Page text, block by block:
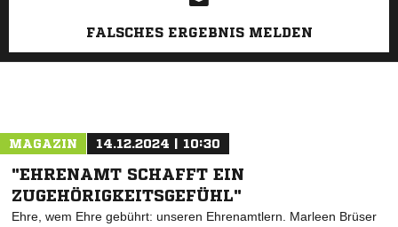
FALSCHES ERGEBNIS MELDEN
MAGAZIN 14.12.2024 | 10:30
"EHRENAMT SCHAFFT EIN
ZUGEHÖRIGKEITSGEFÜHL"
Ehre, wem Ehre gebührt: unseren Ehrenamtlern. Marleen Brüser